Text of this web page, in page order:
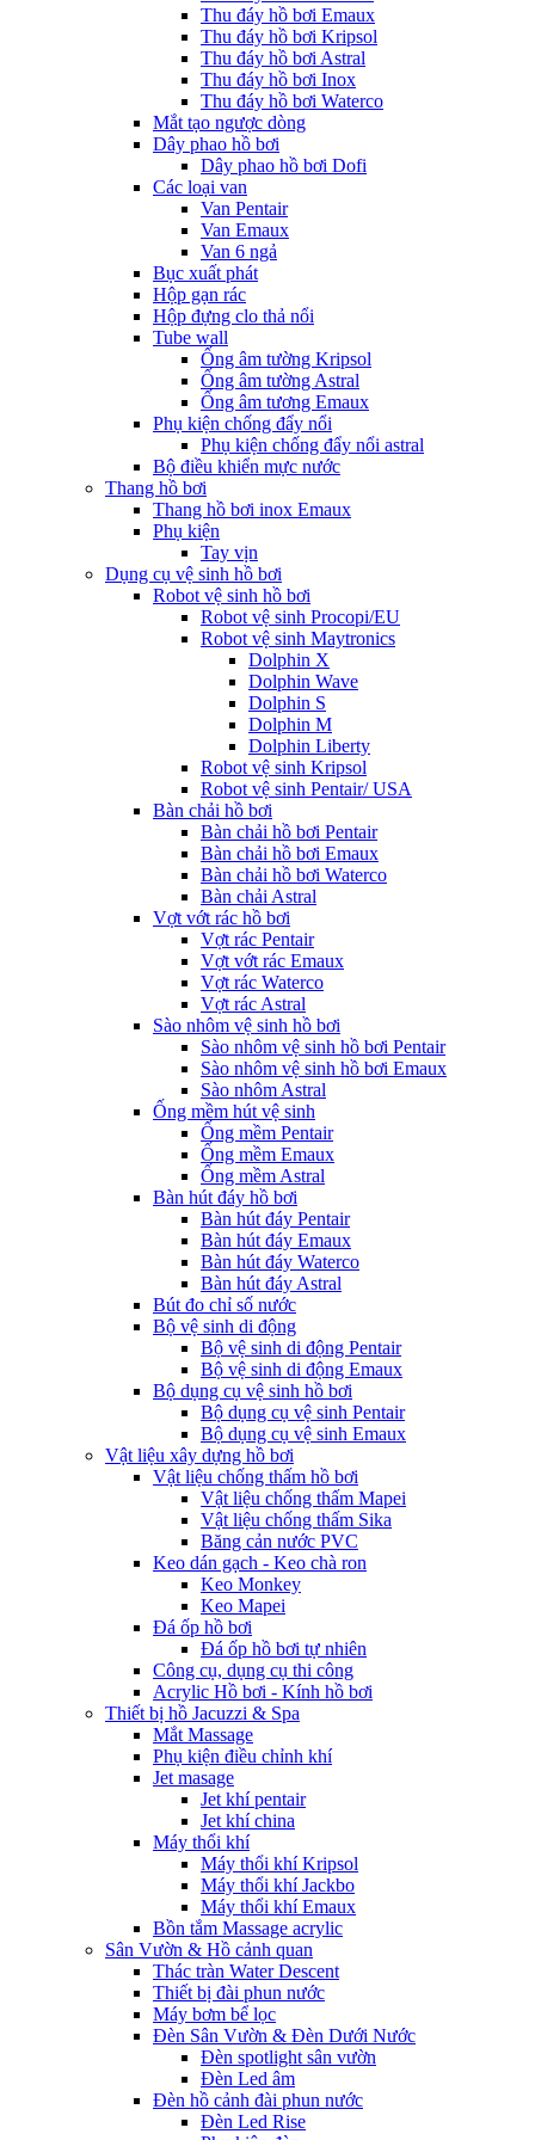
Thu đáy hồ bơi Emaux
Thu đáy hồ bơi Kripsol
Thu đáy hồ bơi Astral
Thu đáy hồ bơi Inox
Thu đáy hồ bơi Waterco
Mắt tạo ngược dòng
Dây phao hồ bơi
Dây phao hồ bơi Dofi
Các loại van
Van Pentair
Van Emaux
Van 6 ngả
Bục xuất phát
Hộp gạn rác
Hộp đựng clo thả nổi
Tube wall
Ống âm tường Kripsol
Ống âm tường Astral
Ống âm tương Emaux
Phụ kiện chống đẩy nổi
Phụ kiện chống đẩy nổi astral
Bộ điều khiển mực nước
Thang hồ bơi
Thang hồ bơi inox Emaux
Phụ kiện
Tay vịn
Dụng cụ vệ sinh hồ bơi
Robot vệ sinh hồ bơi
Robot vệ sinh Procopi/EU
Robot vệ sinh Maytronics
Dolphin X
Dolphin Wave
Dolphin S
Dolphin M
Dolphin Liberty
Robot vệ sinh Kripsol
Robot vệ sinh Pentair/ USA
Bàn chải hồ bơi
Bàn chải hồ bơi Pentair
Bàn chải hồ bơi Emaux
Bàn chải hồ bơi Waterco
Bàn chải Astral
Vợt vớt rác hồ bơi
Vợt rác Pentair
Vợt vớt rác Emaux
Vợt rác Waterco
Vợt rác Astral
Sào nhôm vệ sinh hồ bơi
Sào nhôm vệ sinh hồ bơi Pentair
Sào nhôm vệ sinh hồ bơi Emaux
Sào nhôm Astral
Ống mềm hút vệ sinh
Ống mềm Pentair
Ống mềm Emaux
Ống mềm Astral
Bàn hút đáy hồ bơi
Bàn hút đáy Pentair
Bàn hút đáy Emaux
Bàn hút đáy Waterco
Bàn hút đáy Astral
Bút đo chỉ số nước
Bộ vệ sinh di động
Bộ vệ sinh di động Pentair
Bộ vệ sinh di động Emaux
Bộ dụng cụ vệ sinh hồ bơi
Bộ dụng cụ vệ sinh Pentair
Bộ dụng cụ vệ sinh Emaux
Vật liệu xây dựng hồ bơi
Vật liệu chống thấm hồ bơi
Vật liệu chống thấm Mapei
Vật liệu chống thấm Sika
Băng cản nước PVC
Keo dán gạch - Keo chà ron
Keo Monkey
Keo Mapei
Đá ốp hồ bơi
Đá ốp hồ bơi tự nhiên
Công cụ, dụng cụ thi công
Acrylic Hồ bơi - Kính hồ bơi
Thiết bị hồ Jacuzzi & Spa
Mắt Massage
Phụ kiện điều chỉnh khí
Jet masage
Jet khí pentair
Jet khí china
Máy thổi khí
Máy thổi khí Kripsol
Máy thổi khí Jackbo
Máy thổi khí Emaux
Bồn tắm Massage acrylic
Sân Vườn & Hồ cảnh quan
Thác tràn Water Descent
Thiết bị đài phun nước
Máy bơm bể lọc
Đèn Sân Vườn & Đèn Dưới Nước
Đèn spotlight sân vườn
Đèn Led âm
Đèn hồ cảnh đài phun nước
Đèn Led Rise